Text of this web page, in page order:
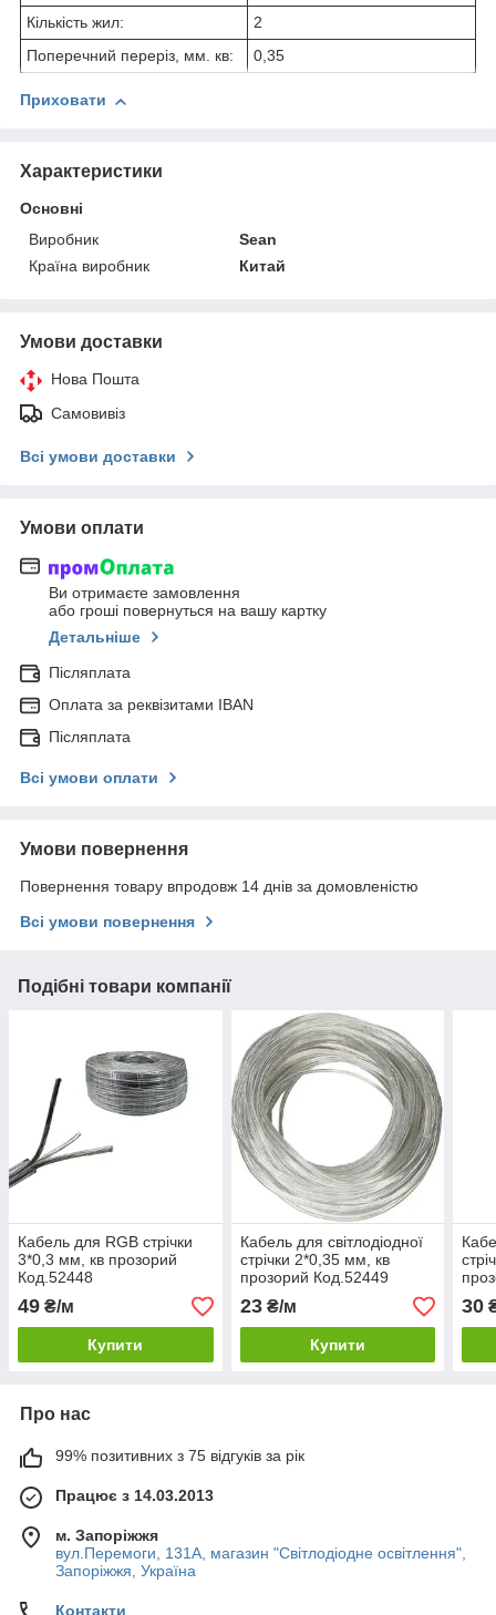
Кількість жил:
2
Поперечний переріз, мм. кв:
0,35
Приховати
Характеристики
Основні
Виробник
Sean
Країна виробник
Китай
Умови доставки
Нова Пошта
Самовивіз
Всі умови доставки
Умови оплати
Ви отримаєте замовлення
або гроші повернуться на вашу картку
Детальніше
Післяплата
Оплата за реквізитами IBAN
Післяплата
Всі умови оплати
Умови повернення
Повернення товару впродовж 14 днів за домовленістю
Всі умови повернення
Подібні товари компанії
Кабель для RGB стрічки
3*0,3 мм, кв прозорий
Код.52448
49 ₴/м
Купити
Кабель для світлодіодної
стрічки 2*0,35 мм, кв
прозорий Код.52449
23₴/м
Купити
30
Про нас
99% позитивних з 75 відгуків за рік
Працює з 14.03.2013
м. Запоріжжя
вул.Перемоги, 131А, магазин "Світлодіодне освітлення",
Запоріжжя, Україна
Контакти